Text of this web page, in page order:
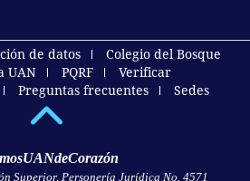
de datos
Colegio del Bosque
UAN
PQRF
Verificar
Preguntas frecuentes Sedes
Superior, Personería Jurídica No. 4571